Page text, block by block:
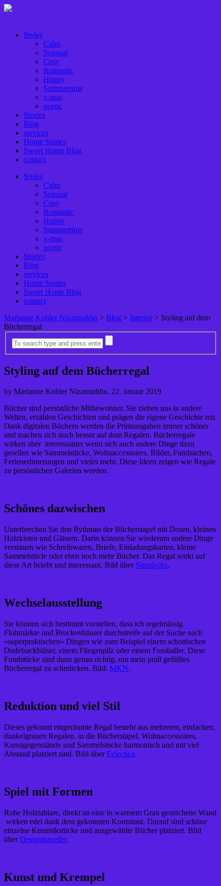
Styles
Calm
Sensual
Cosy
Romantic
Happy
Summertime
x-mas
poetic
Stories
Blog
services
Home Stories
Sweet Home Blog
contact
Styles
Calm
Sensual
Cosy
Romantic
Happy
Summertime
x-mas
poetic
Stories
Blog
services
Home Stories
Sweet Home Blog
contact
Marianne Kohler Nizamuddin > Blog > Interior > Styling auf dem
Bücherregal
Styling auf dem Bücherregal
by Marianne Kohler Nizamuddin, 22. Januar 2019
Bücher sind persönliche Mitbewohner. Sie ziehen uns in andere
Welten, erzählen Geschichten und prägen die eigene Geschichte mit.
Dank digitalen Büchern werden die Printausgaben immer schöner
und machen sich noch besser auf dem Regalen. Bücherregale
wirken aber interessanter wenn sich auch andere Dinge dazu
gesellen wie Sammelstücke, Wohnaccessoires, Bilder, Fundsachen,
Ferienerinnerungen und vieles mehr. Diese Ideen zeigen wie Regale
zu persönlichen Galerien werden.
Schönes dazwischen
Unterbrechen Sie den Rythmus der Bücherstapel mit Dosen, kleinen
Holzkisten und Gläsern. Darin können Sie wiederum andere Dinge
verstauen wie Schreibwaren, Briefe, Einladungskarten, kleine
Sammelstücle oder eben noch mehr Bücher. Das Regal wirkt auf
diese Art belebt und interessant. Bild über Simplypix.
Wechselausstellung
Sie können sich bestimmt vorstellen, dass ich regelmässig
Flohmärkte und Brockenhäuser durchstreife auf der Suche nach
«superpraktischen» Dingen wie zum Beispiel einem schottischen
Dudelsackbläser, einem Fliegenpilz oder einem Fussballer. Diese
Fundstücke sind dann genau richtig, um mein prall gefülltes
Bücherregal zu schmücken. Bild: MKN.
Reduktion und viel Stil
Dieses gekonnt eingeräumte Regal besteht aus mehreren, einfachen,
dunkelgrauen Regalen, in die Bücherstapel, Wohnaccessoires,
Kunstgegenstände und Sammelstücke harmonisch und mit viel
Abstand platziert sind. Bild über Eclectica.
Spiel mit Formen
Rohe Holztablare, direkt an eine in warmem Grau gestrichene Wand
wirken edel dank dem gekonnten Kontstrast. Darauf sind schöne
einzelne Keramikstücke und ausgewählte Bücher platziert. Bild
über Designtraveller.
Kunst und Krempel